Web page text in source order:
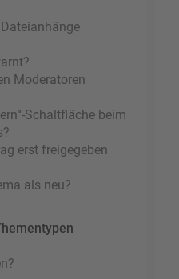
Moderatoren
Schaltfläche beim
erst freigegeben
als neu?